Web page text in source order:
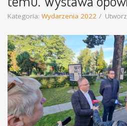
Kategoria: Wydarzenia 2022